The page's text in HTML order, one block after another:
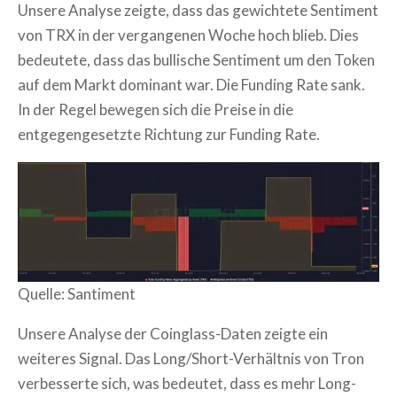
Unsere Analyse zeigte, dass das gewichtete Sentiment
von TRX in der vergangenen Woche hoch blieb. Dies
bedeutete, dass das bullische Sentiment um den Token
auf dem Markt dominant war. Die Funding Rate sank.
In der Regel bewegen sich die Preise in die
entgegengesetzte Richtung zur Funding Rate.
Quelle: Santiment
Unsere Analyse der Coinglass-Daten zeigte ein
weiteres Signal. Das Long/Short-Verhältnis von Tron
verbesserte sich, was bedeutet, dass es mehr Long-